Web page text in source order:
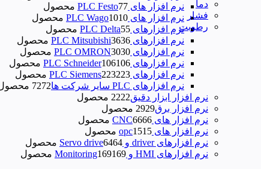
دما
فشار
رطوبت
نرم افزار های PLC Festo
77 محصول
نرم افزار های PLC Wago
1010 محصول
نرم‌ افزارهای PLC Delta
55 محصول
نرم افزارهای PLC Mitsubishi
3636 محصول
نرم افزارهای PLC OMRON
3030 محصول
نرم افزارهای PLC Schneider
106106 محصول
نرم افزارهای PLC Siemens
223223 محصول
نرم افزارهای PLC سایر شرکت ها
7272 محصول
نرم افزار ابزار دقیق
2222 محصول
نرم افزار برق
2929 محصول
نرم افزار های CNC
6666 محصول
نرم افزار های opc
1515 محصول
نرم افزارهای driver و Servo drive
6464 محصول
نرم افزارهای HMI و Monitoring
169169 محصول